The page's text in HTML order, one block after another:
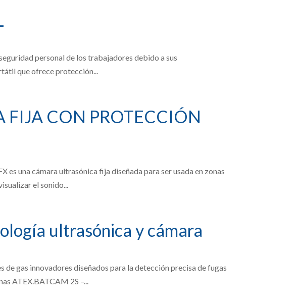
personal de los trabajadores debido a sus
que ofrece protección...
FIJA CON PROTECCIÓN
una cámara ultrasónica fija diseñada para ser usada en zonas
el sonido...
ultrasónica y cámara
gas innovadores diseñados para la detección precisa de fugas
ATEX.BATCAM 2S –...